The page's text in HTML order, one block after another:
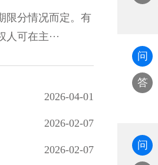
限分情况而定。有
可在主···
2026-04-01
2026-02-07
2026-02-07
问
答
问